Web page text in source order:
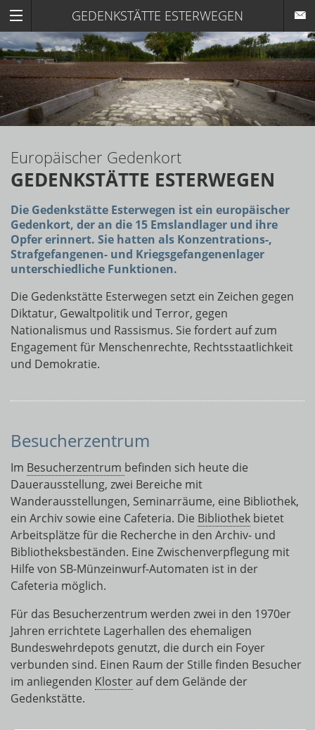
GEDENKSTÄTTE ESTERWEGEN
Europäischer Gedenkort
GEDENKSTÄTTE ESTERWEGEN
Die Gedenkstätte Esterwegen ist ein europäischer
Gedenkort, der an die 15 Emslandlager und ihre
Opfer erinnert. Sie hatten als Konzentrations-,
Strafgefangenen- und Kriegsgefangenenlager
unterschiedliche Funktionen.
Die Gedenkstätte Esterwegen setzt ein Zeichen gegen
Diktatur, Gewaltpolitik und Terror, gegen
Nationalismus und Rassismus. Sie fordert auf zum
Engagement für Menschenrechte, Rechtsstaatlichkeit
und Demokratie.
Besucherzentrum
Im Besucherzentrum befinden sich heute die
Dauerausstellung, zwei Bereiche mit
Wanderausstellungen, Seminarräume, eine Bibliothek,
ein Archiv sowie eine Cafeteria. Die Bibliothek bietet
Arbeitsplätze für die Recherche in den Archiv- und
Bibliotheksbeständen. Eine Zwischenverpflegung mit
Hilfe von SB-Münzeinwurf-Automaten ist in der
Cafeteria möglich.
Für das Besucherzentrum werden zwei in den 1970er
Jahren errichtete Lagerhallen des ehemaligen
Bundeswehrdepots genutzt, die durch ein Foyer
verbunden sind. Einen Raum der Stille finden Besucher
im anliegenden Klosterauf dem Gelände der
Gedenkstätte.